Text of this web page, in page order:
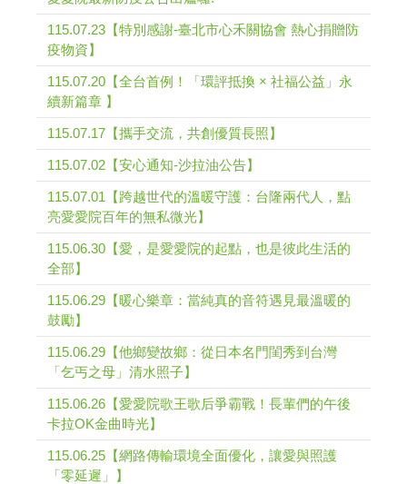
115.07.23【特別感謝-臺北市心禾關協會 熱心捐贈防
疫物資】
115.07.20【全台首例！「環評抵換 × 社福公益」永
續新篇章 】
115.07.17【攜手交流，共創優質長照】
115.07.02【安心通知-沙拉油公告】
115.07.01【跨越世代的溫暖守護：台隆兩代人，點
亮愛愛院百年的無私微光】
115.06.30【愛，是愛愛院的起點，也是彼此生活的
全部】
115.06.29【暖心樂章：當純真的音符遇見最溫暖的
鼓勵】
115.06.29【他鄉變故鄉：從日本名門閨秀到台灣
「乞丐之母」清水照子】
115.06.26【愛愛院歌王歌后爭霸戰！長輩們的午後
卡拉OK金曲時光】
115.06.25【網路傳輸環境全面優化，讓愛與照護
「零延遲」】